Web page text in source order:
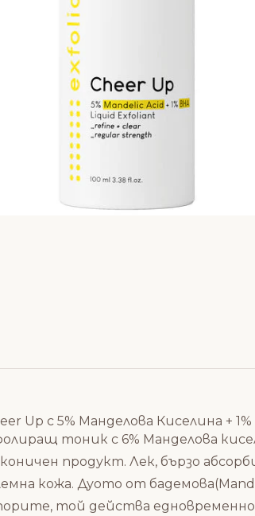
Up с 5% Манделова Киселина +
тоник с 6% Манделова
продукт. Лек, бързо
кожа. Дуото от
той действа